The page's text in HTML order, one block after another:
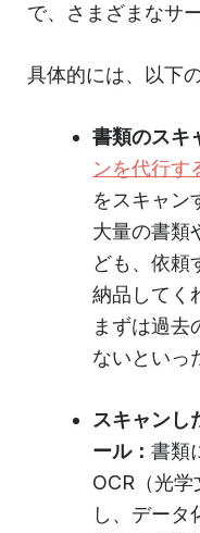
で、さまざまなサ
具体的には、以下
書類のスキ
ンを代行す
をスキャン
大量の書類
ども、依頼
納品してく
まずは過去
ないといっ
スキャンし
ール： 書類
OCR（光学
し、データ